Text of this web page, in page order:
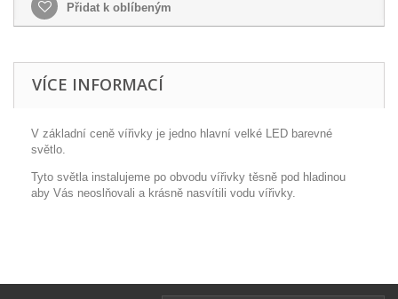
Přidat k oblíbeným
VÍCE INFORMACÍ
V základní ceně vířivky je jedno hlavní velké LED barevné
světlo.
Tyto světla instalujeme po obvodu vířivky těsně pod hladinou
aby Vás neoslňovali a krásně nasvítili vodu vířivky.